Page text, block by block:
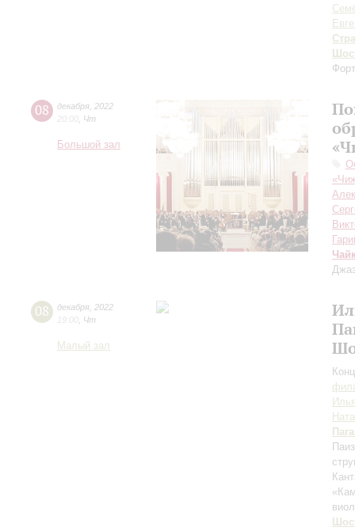
08 декабря 2022
20:00 Чт
Большой зал
08 декабря 2022
19:00 Чт
Малый зал